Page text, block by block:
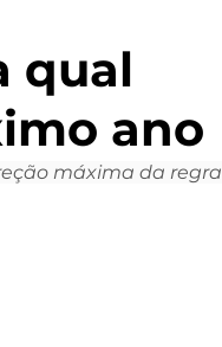
qual
ano
máxima da regra